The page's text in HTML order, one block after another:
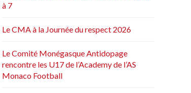
à 7
Le CMA à la Journée du respect 2026
Le Comité Monégasque Antidopage
rencontre les U17 de l’Academy de l’AS
Monaco Football